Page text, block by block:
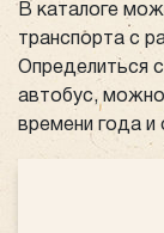
В каталоге
транспорта с
Определиться
автобус, можно
времени года и